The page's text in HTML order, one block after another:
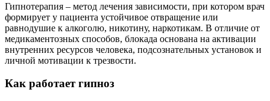
Гипнотерапия – метод лечения зависимости, при котором врач
формирует у пациента устойчивое отвращение или
равнодушие к алкоголю, никотину, наркотикам. В отличие от
медикаментозных способов, блокада основана на активации
внутренних ресурсов человека, подсознательных установок и
личной мотивации к трезвости.
Как работает гипноз